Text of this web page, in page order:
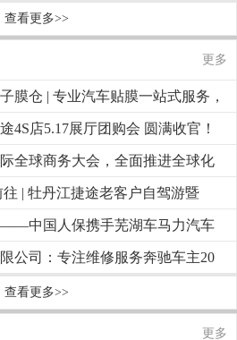
查看更多>>
更多
仓 | 专业汽车贴膜一站式服务，
4S店5.17展厅团购会 圆满收官！
全球商务大会，全面推进全球化
| 牡丹江捷途老客户自驾游暨
！
——中国人保携手芜湖车马力汽车
公司：专注维修服务奔驰车主20
查看更多>>
更多